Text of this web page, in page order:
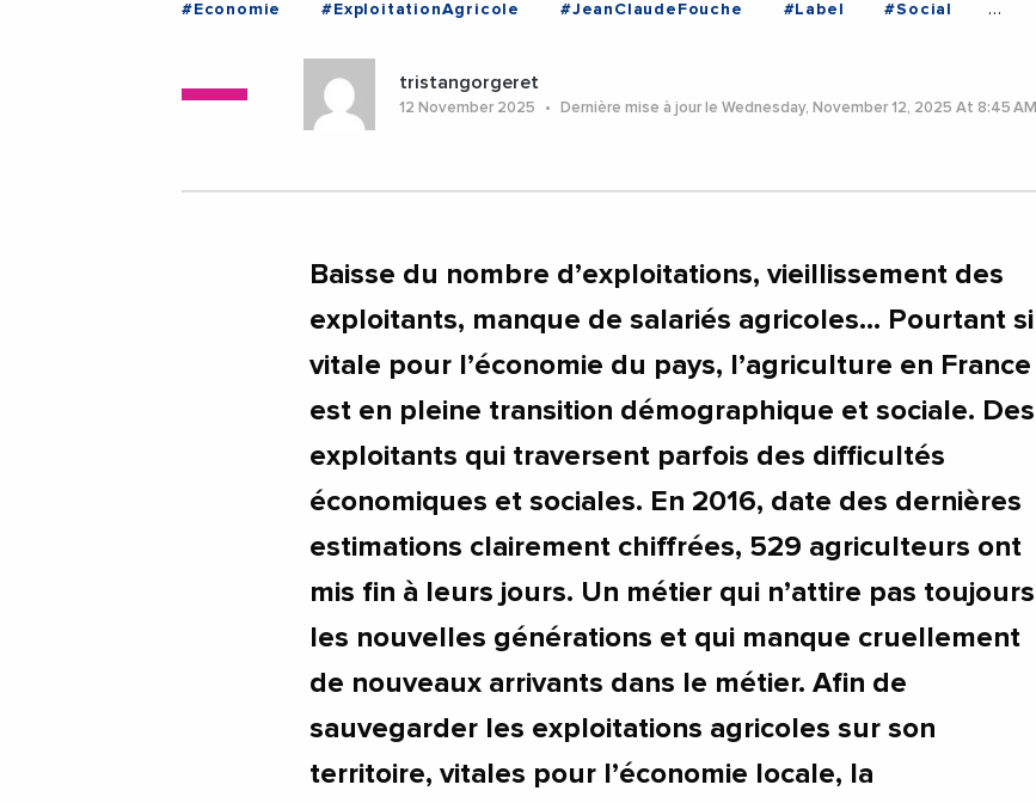
#Economie
#ExploitationAgricole #JeanClaudeFouche #Label
#Social
tristangorgeret
12 November 2025 Dernière mise à jour le Wednesday, November 12, 2025 At 8:45 AM
Baisse du nombre d’exploitations, vieillissement des
exploitants, manque de salariés agricoles... Pourtant si
vitale pour l’économie du pays, l’agriculture en France
est en pleine transition démographique et sociale. Des
exploitants qui traversent parfois des difficultés
économiques et sociales. En 2016, date des dernières
estimations clairement chiffrées, 529 agriculteurs ont
mis fin à leurs jours. Un métier qui n’attire pas toujours
les nouvelles générations et qui manque cruellement
de nouveaux arrivants dans le métier. Afin de
sauvegarder les exploitations agricoles sur son
territoire, vitales pour l’économie locale, la